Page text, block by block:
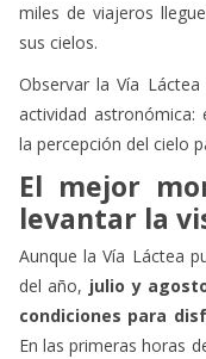
miles de viajeros
sus cielos.
Observar la Vía
actividad astronómica:
la percepción del cielo
El mejor
levantar la
Aunque la Vía Láctea
del año, julio y
condiciones para
En las primeras horas